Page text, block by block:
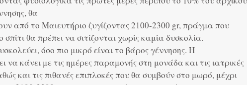
θα
από το Μαιευτήριο ζυγίζοντας 2100-2300 gr, πράγμα που
σπίτι θα πρέπει να σιτίζονται χωρίς καμία δυσκολία.
όσο πιο μικρό είναι το βάρος γέννησης. Η
να κάνει με τις ημέρες παραμονής στη μονάδα και τις ιατρικές
και τις πιθανές επιπλοκές που θα συμβούν στο μωρό, μέχρι